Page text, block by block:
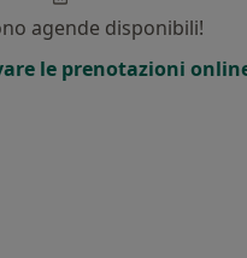
agende disponibili!
le prenotazioni